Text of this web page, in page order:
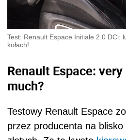
Test: Renault Espace Initiale 2.0 DCi:
kołach!
Renault Espace:
much?
Testowy Renault Espace
przez producenta na